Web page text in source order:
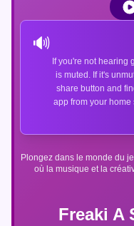
Freaki A
Plongez dans le monde du
où la musique et la
🔊
If you're not hearing
is muted. If it's
share button and
app from your